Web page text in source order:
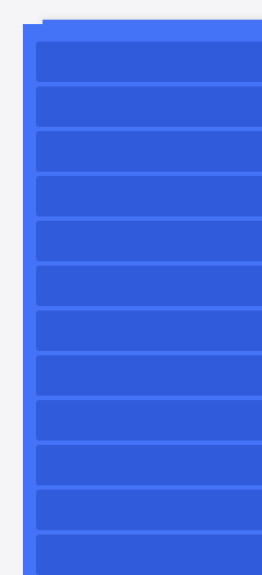
فصل ۱۷
منتشر شد
منتشر شد